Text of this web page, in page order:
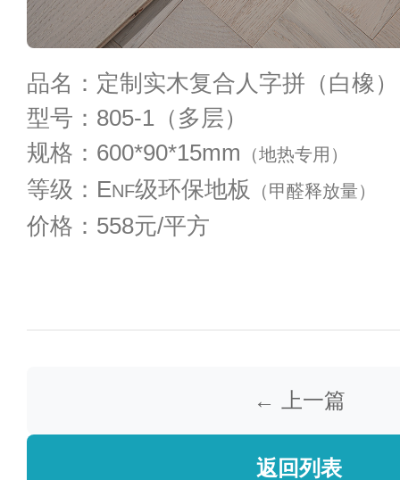
品名：定制实木复合人字拼（白橡）
型号：805-1（多层）
规格：600*90*15mm （地热专用）
等级：ENF级环保地板 （甲醛释放量）
价格：558元/平方
← 上一篇
返回列表